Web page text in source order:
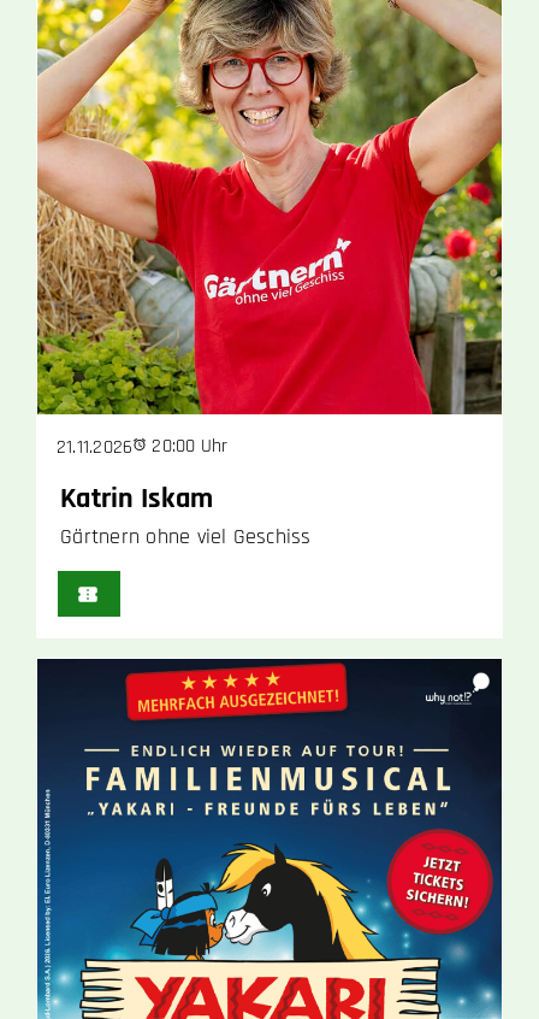
21.11.2026 20:00 Uhr
Katrin Iskam
Gärtnern ohne viel Geschiss